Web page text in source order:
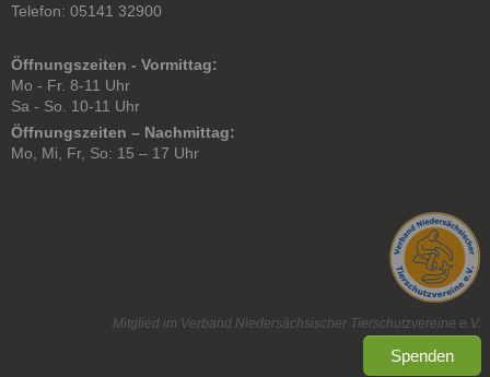
Telefon: 05141 32900
Öffnungszeiten - Vormittag:
Mo - Fr. 8-11 Uhr
Sa - So. 10-11 Uhr
Öffnungszeiten – Nachmittag:
Mo, Mi, Fr, So: 15 – 17 Uhr
Mitglied im Verband Niedersächsischer Tierschutzvereine e.V.
Spenden